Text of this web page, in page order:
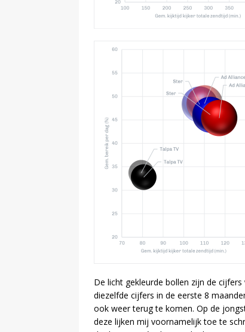
De licht gekleurde bollen zijn de
diezelfde cijfers in de eerste 8
ook weer terug te komen. Op de
deze lijken mij voornamelijk toe te